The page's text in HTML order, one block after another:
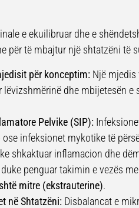
e ekuilibruar dhe e
për të mbajtur një shtatzëni të
për konceptim: Një mjedis
lëvizshmërinë dhe mbijetesën
Pelvike (SIP):
ose infeksionet mykotike të
shkaktuar inflamacion dhe
penguar takimin e vezës
mitre (ekstrauterine).
në Shtatzëni: Disbalancat e